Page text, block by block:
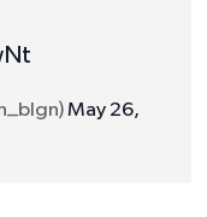
May 26,